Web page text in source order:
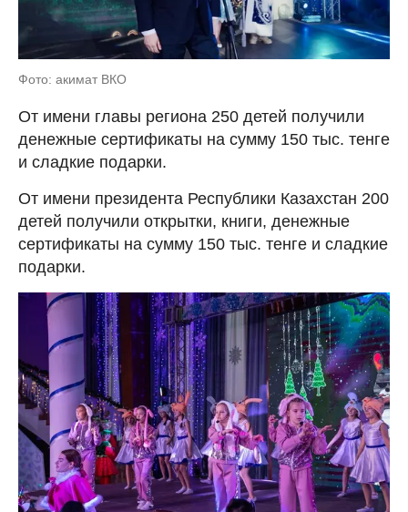
Фото: акимат ВКО
От имени главы региона 250 детей получили
денежные сертификаты на сумму 150 тыс. тенге
и сладкие подарки.
От имени президента Республики Казахстан 200
детей получили открытки, книги, денежные
сертификаты на сумму 150 тыс. тенге и сладкие
подарки.